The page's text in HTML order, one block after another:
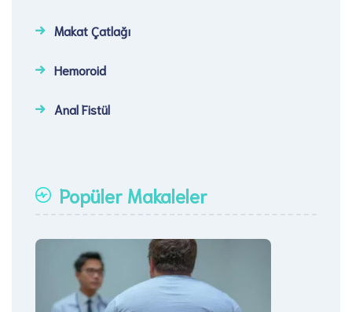
Makat Çatlağı
Hemoroid
Anal Fistül
Popüler Makaleler